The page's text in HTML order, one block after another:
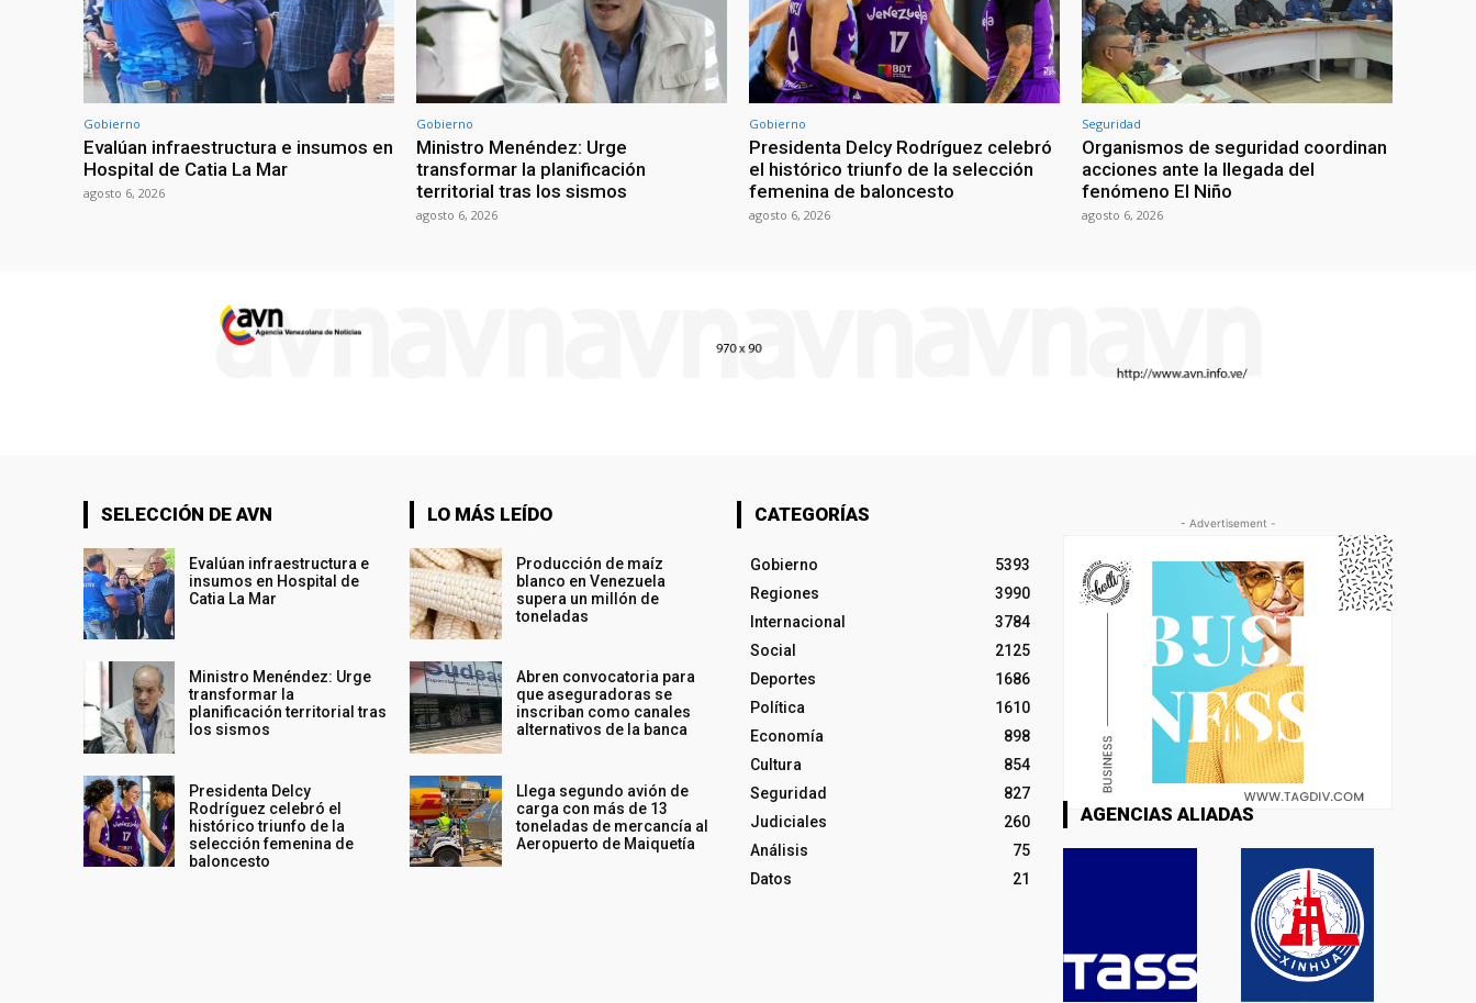
Gobierno
Evalúan infraestructura e insumos en
Hospital de Catia La Mar
agosto 6, 2026
Gobierno
Ministro Menéndez: Urge
transformar la planificación
territorial tras los sismos
agosto 6, 2026
Gobierno
Presidenta Delcy Rodríguez celebró
el histórico triunfo de la selección
femenina de baloncesto
agosto 6, 2026
Seguridad
Organismos de seguridad coordinan
acciones ante la llegada del
fenómeno El Niño
agosto 6, 2026
SELECCIÓN DE AVN
Evalúan infraestructura e
insumos en Hospital de
Catia La Mar
Ministro Menéndez: Urge
transformar la
planificación territorial tras
los sismos
Presidenta Delcy
Rodríguez celebró el
histórico triunfo de la
selección femenina de
baloncesto
LO MÁS LEÍDO
Producción de maíz
blanco en Venezuela
supera un millón de
toneladas
Abren convocatoria para
que aseguradoras se
inscriban como canales
alternativos de la banca
Llega segundo avión de
carga con más de 13
toneladas de mercancía al
Aeropuerto de Maiquetía
CATEGORÍAS
Gobierno
5393
Regiones
3990
Internacional
3784
Social
2125
Deportes
1686
Política
1610
Economía
898
Cultura
854
Seguridad
827
Judiciales
260
Análisis
75
Datos
21
- Advertisement -
AGENCIAS ALIADAS